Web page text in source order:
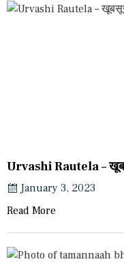
Urvashi Rautela –
January 3, 2023
Read More